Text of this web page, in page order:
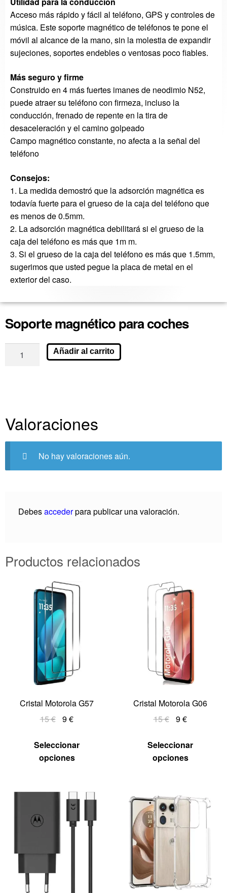
Acceso más rápido y fácil al teléfono, GPS y controles de
música. Este soporte magnético de teléfonos te pone el
móvil al alcance de la mano, sin la molestia de expandir
sujeciones, soportes endebles o ventosas poco fiables.
Másseguro y firme
Construido en 4 más fuertes imanes de neodimio N52,
puede atraer su teléfono con firmeza, incluso la
conducción, frenado de repente en la tira de
desaceleración y el camino golpeado
Campo magnético constante, no afecta a la señal del
teléfono
Consejos:
1. La medida demostró que la adsorción magnética es
todavía fuerte para el grueso de la caja del teléfono que
es menos de 0.5mm.
2. La adsorción magnética debilitará si el grueso de la
caja del teléfono es más que 1m m.
3. Si el grueso de la caja del teléfono es más que 1.5mm,
sugerimos que usted pegue la placa de metal en el
exterior del caso.
Soporte magnético para coches
Añadir al carrito
Valoraciones
No hay valoraciones aún.
Debesaccederpara publicar una valoración.
Productos relacionados
Cristal Motorola G57
15€ 9€
Seleccionar
opciones
Cristal Motorola G06
15€ 9€
Seleccionar
opciones